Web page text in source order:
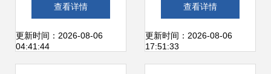
（水平）考试辅导
查看详情
更新时间：2026-08-06
04:41:44
与工程技术服务的
查看详情
更新时间：2026-08-06
17:51:33